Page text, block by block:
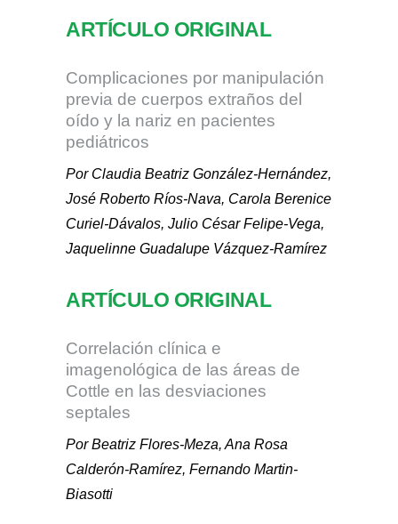
ARTÍCULO ORIGINAL
Complicaciones por manipulación
previa de cuerpos extraños del
oído y la nariz en pacientes
pediátricos
Por Claudia Beatriz González-Hernández,
José Roberto Ríos-Nava, Carola Berenice
Curiel-Dávalos, Julio César Felipe-Vega,
Jaquelinne Guadalupe Vázquez-Ramírez
ARTÍCULO ORIGINAL
Correlación clínica e
imagenológica de las áreas de
Cottle en las desviaciones
septales
Por Beatriz Flores-Meza, Ana Rosa
Calderón-Ramírez, Fernando Martin-
Biasotti